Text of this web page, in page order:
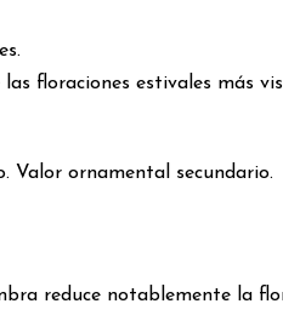
floraciones estivales más
Valor ornamental secundario.
reduce notablemente la